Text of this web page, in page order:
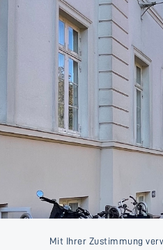
Mit Ihrer Zustimmung